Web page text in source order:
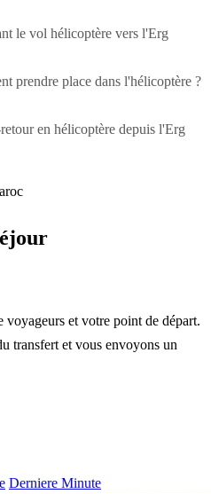
le vol hélicoptère vers l'Erg
prendre place dans l'hélicoptère ?
en hélicoptère depuis l'Erg
voyageurs et votre point de départ.
transfert et vous envoyons un
Derniere Minute